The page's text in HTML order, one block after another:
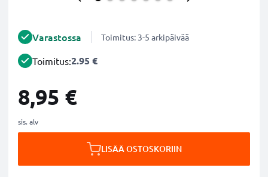
Varastossa Toimitus: 3-5 arkipäivää
Toimitus:2.95 €
8,95 €
sis. alv
LISÄÄ OSTOSKORIIN